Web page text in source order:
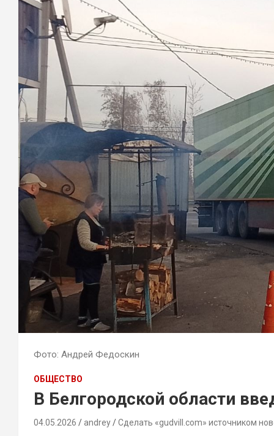
Фото: Андрей Федоскин
ОБЩЕСТВО
В Белгородской области
04.05.2026 andrey Сделать «gudvill.com» источником